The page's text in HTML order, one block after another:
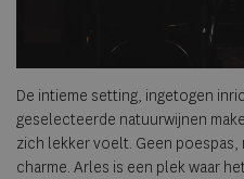
De intieme setting, ingetogen
geselecteerde natuurwijnen
zich lekker voelt. Geen poespas,
charme. Arles is een plek waar